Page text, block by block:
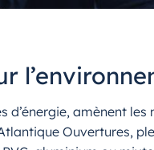
amènent
Ouvertures,